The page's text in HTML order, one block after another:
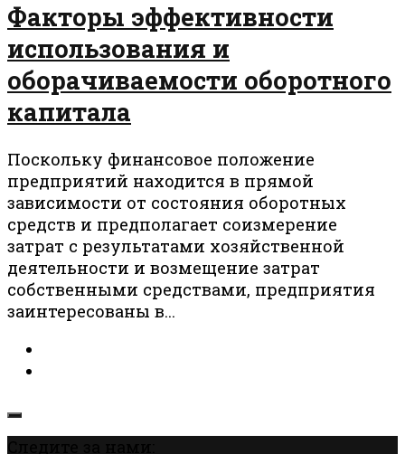
Факторы эффективности
использования и
оборачиваемости оборотного
капитала
Поскольку финансовое положение
предприятий находится в прямой
зависимости от состояния оборотных
средств и предполагает соизмерение
затрат с результатами хозяйственной
деятельности и возмещение затрат
собственными средствами, предприятия
заинтересованы в...